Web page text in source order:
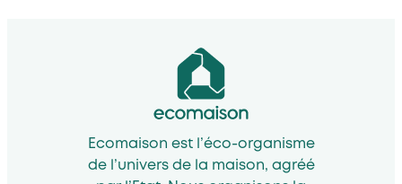
Ecomaison est l’éco-organisme
de l’univers de la maison, agréé